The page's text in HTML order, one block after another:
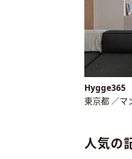
Hygge365
東京都 ／マ
人気の